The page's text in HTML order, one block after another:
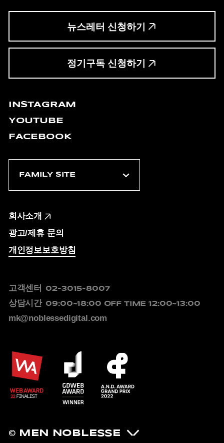
뉴스레터 신청하기
정기구독 신청하기
INSTAGRAM
YOUTUBE
FACEBOOK
회사소개
광고/제휴 문의
개인정보보호방침
고객센터 02-3015-8007
상담시간 09:00~18:00 OFF TIME 12:00~13:00
mk@noblessedigital.com
© MEN NOBLESSE